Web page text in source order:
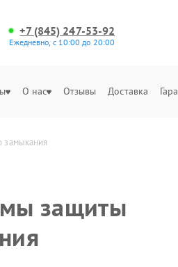
+7 (845) 247-53-92
Ежедневно, с 10:00 до 20:00
О нас Отзывы Доставка
замыкания
защиты